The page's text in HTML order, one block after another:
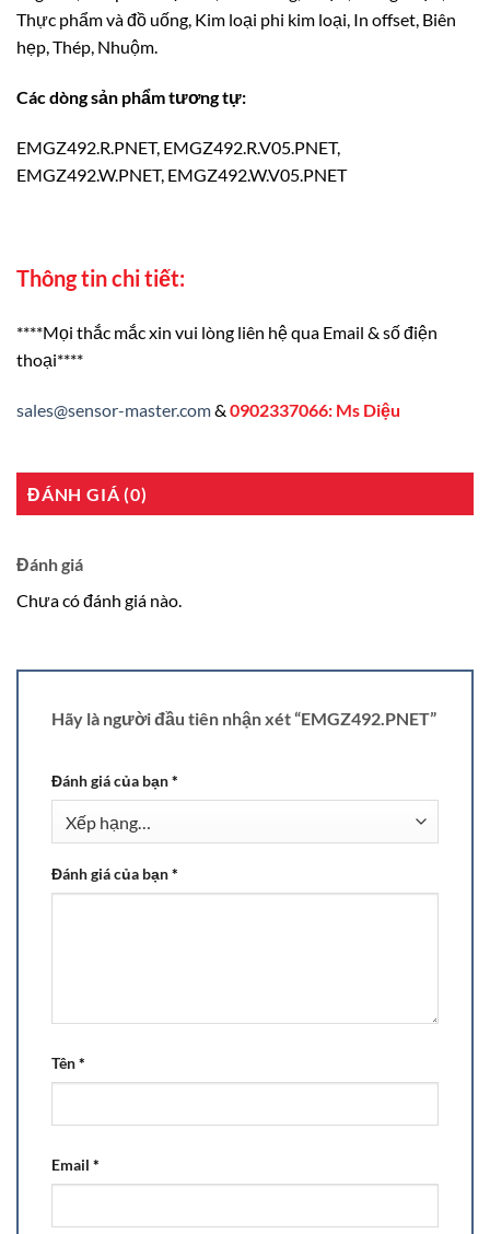
Thực phẩm và đồ uống, Kim loại phi kim loại, In offset, Biên
hẹp, Thép, Nhuộm.
Các dòng sản phẩm tương tự:
EMGZ492.R.PNET, EMGZ492.R.V05.PNET,
EMGZ492.W.PNET, EMGZ492.W.V05.PNET
Thông tin chi tiết:
****Mọi thắc mắc xin vui lòng liên hệ qua Email & số điện
thoại****
sales@sensor-master.com& 0902337066: Ms Diệu
ĐÁNH GIÁ (0)
Đánh giá
Chưa có đánh giá nào.
Hãy là người đầu tiên nhận xét “EMGZ492.PNET”
Đánh giá của bạn*
Đánh giá của bạn*
Tên*
Email *